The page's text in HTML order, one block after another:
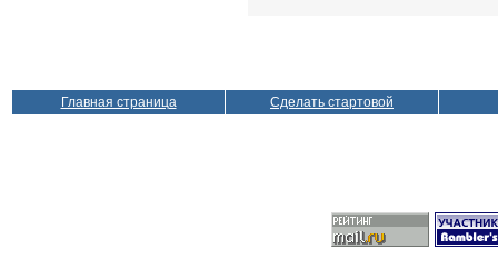
Главная страница Сделать стартовой